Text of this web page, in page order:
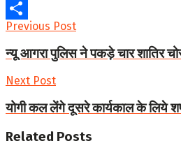
WhatsApp
Share
Previous Post
न्यू आगरा पुलिस ने पकड़े चार शातिर
Next Post
योगी कल लेंगे दूसरे कार्यकाल के लिये
Related Posts